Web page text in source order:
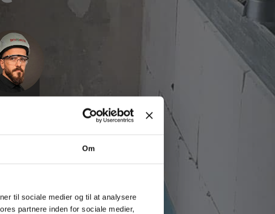
Om
til sociale medier og til at analysere
partnere inden for sociale medier,